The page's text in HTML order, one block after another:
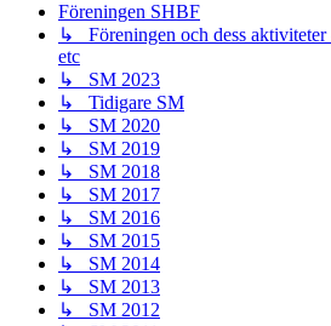
Föreningen SHBF
↳ Föreningen och dess
etc
↳ SM 2023
↳ Tidigare SM
↳ SM 2020
↳ SM 2019
↳ SM 2018
↳ SM 2017
↳ SM 2016
↳ SM 2015
↳ SM 2014
↳ SM 2013
↳ SM 2012